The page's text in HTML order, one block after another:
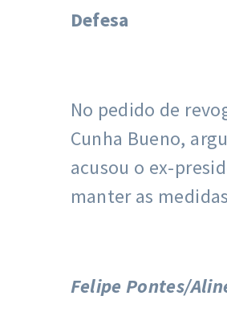
Defesa
No pedido de
Cunha Bueno,
acusou o ex-
manter as
Felipe Pontes/